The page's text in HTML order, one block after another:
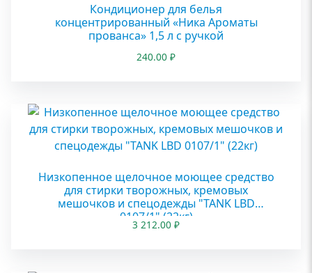
Кондиционер для белья
концентрированный «Ника Ароматы
прованса» 1,5 л с ручкой
240.00 ₽
Низкопенное щелочное моющее средство
для стирки творожных, кремовых
мешочков и спецодежды "TANK LBD
0107/1" (22кг)
3 212.00 ₽